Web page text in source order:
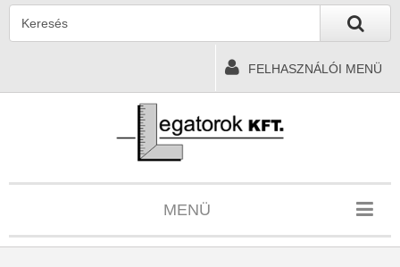
FELHASZNÁLÓI MENÜ
MENÜ